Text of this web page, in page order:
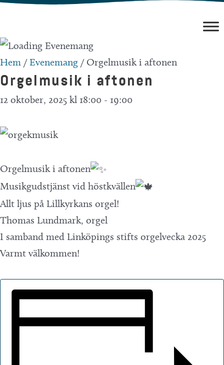
Hoppa
innehåll
Hem /Evenemang / Orgelmusik i aftonen
Orgelmusik i aftonen
12 oktober, 2025 kl 18:00 - 19:00
Orgelmusik i aftonen
Musikgudstjänst vid höstkvällen
Allt ljus på Lillkyrkans orgel!
Thomas Lundmark, orgel
I samband med Linköpings stifts orgelvecka 2025
Varmt välkommen!